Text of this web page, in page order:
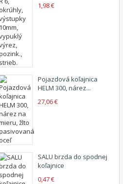
1,98 €
Pojazdová koľajnica
HELM 300, nárez...
27,06 €
SALU brzda do spodnej
koľajnice
0,47 €